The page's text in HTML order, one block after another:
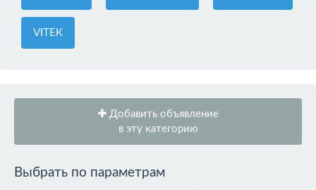
VITEK
Добавить объявление
в эту категорию
Выбрать по параметрам